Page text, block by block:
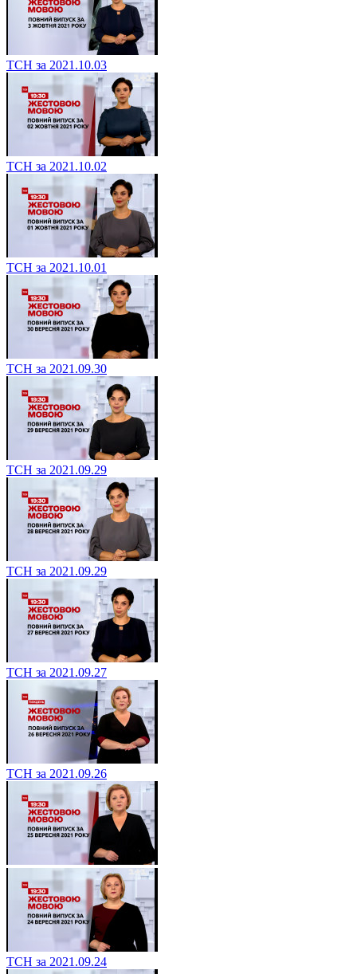
ТСН за 2021.10.03
ТСН за 2021.10.02
ТСН за 2021.10.01
ТСН за 2021.09.30
ТСН за 2021.09.29
ТСН за 2021.09.29
ТСН за 2021.09.27
ТСН за 2021.09.26
ТСН за 2021.09.24